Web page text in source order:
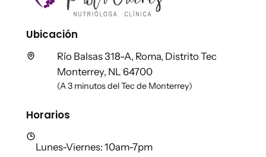
Ubicación
Río Balsas 318-A, Roma, Distrito Tec
Monterrey, NL 64700
(A 3 minutos del Tec de Monterrey)
Horarios
Lunes-Viernes: 10am-7pm